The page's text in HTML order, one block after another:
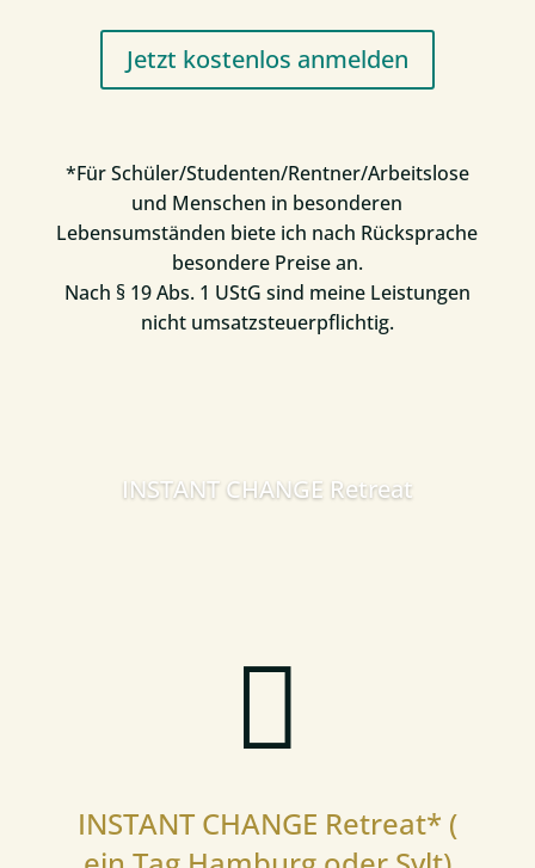
Jetzt kostenlos anmelden
*Für Schüler/Studenten/Rentner/Arbeitslose
und Menschen in besonderen
Lebensumständen biete ich nach Rücksprache
besondere Preise an.
Nach § 19 Abs. 1 UStG sind meine Leistungen
nicht umsatzsteuerpflichtig.
INSTANT CHANGE Retreat

INSTANT CHANGE Retreat* (